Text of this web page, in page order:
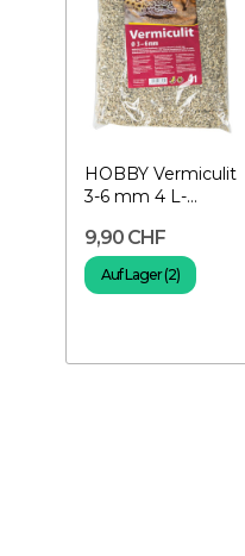
HOBBY Vermiculit
3-6 mm 4 L-
Inkubation
9,90 CHF
Auf Lager (2)